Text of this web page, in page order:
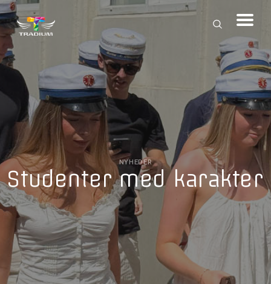
NYHEDER
Studenter med karakter